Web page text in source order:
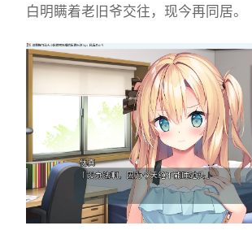
白明瞒着老旧爷交往，现今再同居。